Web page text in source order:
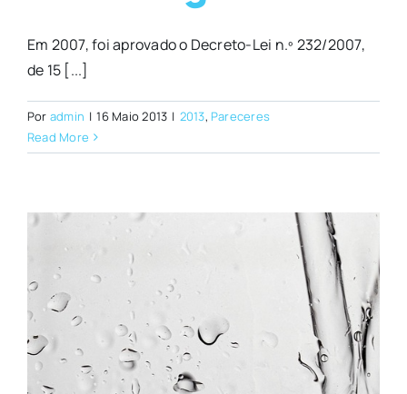
Em 2007, foi aprovado o Decreto-Lei n.º 232/2007,
de 15 [...]
Por admin | 16 Maio 2013 | 2013, Pareceres
Read More